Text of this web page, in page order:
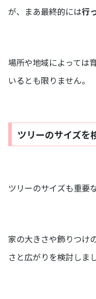
が、まあ最終的には行
場所や地域によっては
いるとも限りません。
ツリーのサイズを
ツリーのサイズも重要
家の大きさや飾りつけ
さと広がりを検討しま